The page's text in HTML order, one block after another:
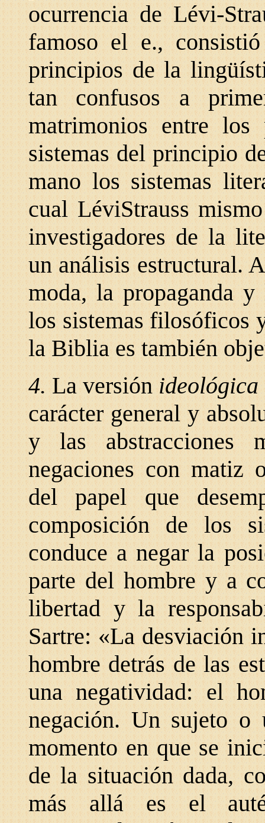
ocurrencia de Lévi-
famoso el e.,
principios de la
tan confusos a
matrimonios entre los
sistemas del principio
mano los sistemas
cual LéviStrauss
investigadores de la
un análisis estructural.
moda, la propaganda
los sistemas filosóficos
la Biblia es también
4.La versiónideológica
carácter general y
y las abstracciones
negaciones con matiz
del papel que
composición de los
conduce a negar la
parte del hombre y a
libertad y la
Sartre: «La desviación
hombre detrás de las
una negatividad: el
negación. Un sujeto o
momento en que se
de la situación dada,
más allá es el